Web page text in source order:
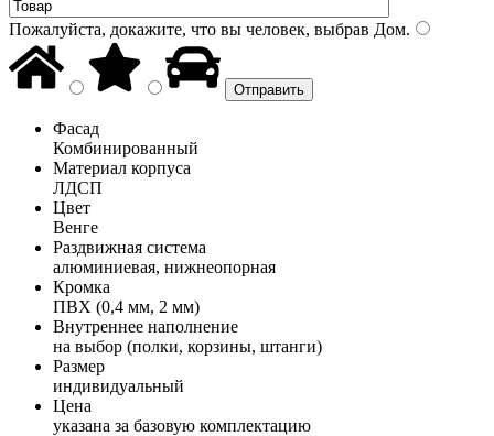
Пожалуйста, докажите, что вы человек, выбрав Дом.
Фасад
Комбинированный
Материал корпуса
ЛДСП
Цвет
Венге
Раздвижная система
алюминиевая, нижнеопорная
Кромка
ПВХ (0,4 мм, 2 мм)
Внутреннее наполнение
на выбор (полки, корзины, штанги)
Размер
индивидуальный
Цена
указана за базовую комплектацию